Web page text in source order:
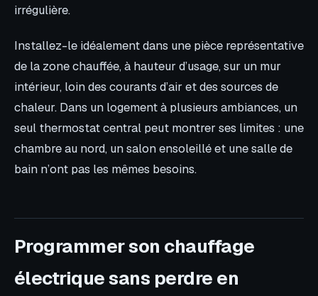
irrégulière.
Installez-le idéalement dans une pièce représentative
de la zone chauffée, à hauteur d’usage, sur un mur
intérieur, loin des courants d’air et des sources de
chaleur. Dans un logement à plusieurs ambiances, un
seul thermostat central peut montrer ses limites : une
chambre au nord, un salon ensoleillé et une salle de
bain n’ont pas les mêmes besoins.
Programmer son chauffage
électrique sans perdre en